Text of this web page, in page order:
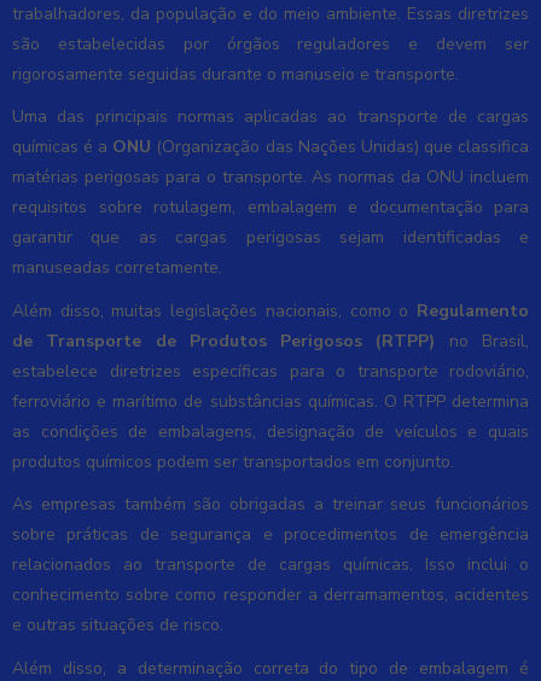
trabalhadores, da população e do meio ambiente. Essas diretrizes
são estabelecidas por órgãos reguladores e devem ser
rigorosamente seguidas durante o manuseio e transporte.
Uma das principais normas aplicadas ao transporte de cargas
químicas é a ONU (Organização das Nações Unidas) que classifica
matérias perigosas para o transporte. As normas da ONU incluem
requisitos sobre rotulagem, embalagem e documentação para
garantir que as cargas perigosas sejam identificadas e
manuseadas corretamente.
Além disso, muitas legislações nacionais, como o Regulamento
de Transporte de Produtos Perigosos (RTPP) no Brasil,
estabelece diretrizes específicas para o transporte rodoviário,
ferroviário e marítimo de substâncias químicas. O RTPP determina
as condições de embalagens, designação de veículos e quais
produtos químicos podem ser transportados em conjunto.
As empresas também são obrigadas a treinar seus funcionários
sobre práticas de segurança e procedimentos de emergência
relacionados ao transporte de cargas químicas. Isso inclui o
conhecimento sobre como responder a derramamentos, acidentes
e outras situações de risco.
Além disso, a determinação correta do tipo de embalagem é